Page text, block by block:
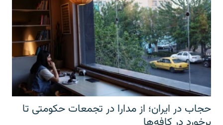
حجاب در ایران؛ از مدارا در تجمعات حکومتی تا